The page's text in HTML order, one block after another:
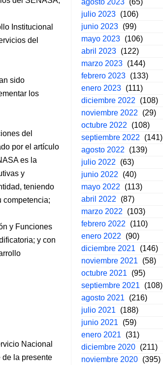
Institucional
del
sido
los
del
por el artículo
es la
y
teniendo
competencia;
y Funciones
y con
Nacional
de la presente
julio 2023 (106)
junio 2023 (99)
mayo 2023 (106)
abril 2023 (122)
marzo 2023 (144)
febrero 2023 (133)
enero 2023 (111)
diciembre 2022
(108)
noviembre 2022
(29)
octubre 2022
(108)
septiembre 2022
(141)
agosto 2022
(139)
julio 2022
(63)
junio 2022
(40)
mayo 2022
(113)
abril 2022
(87)
marzo 2022
(103)
febrero 2022
(110)
enero 2022
(90)
diciembre 2021
(146)
noviembre 2021
(58)
octubre 2021
(95)
septiembre 2021
(108)
agosto 2021
(216)
julio 2021
(188)
junio 2021
(59)
enero 2021
(31)
diciembre 2020 (211)
noviembre 2020 (395)